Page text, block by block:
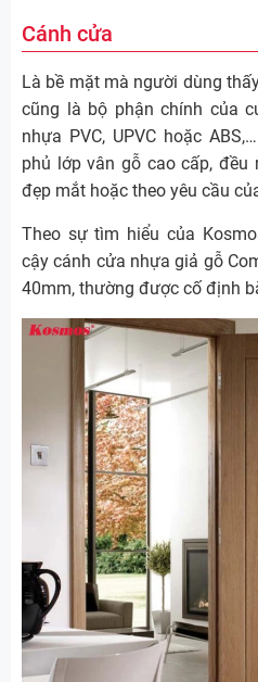
Cánh cửa
Là bề mặt mà người dùng
cũng là bộ phận chính của
nhựa PVC, UPVC hoặc
phủ lớp vân gỗ cao cấp,
đẹp mắt hoặc theo yêu cầu
Theo sự tìm hiểu của
cậy cánh cửa nhựa giả gỗ
40mm, thường được cố định